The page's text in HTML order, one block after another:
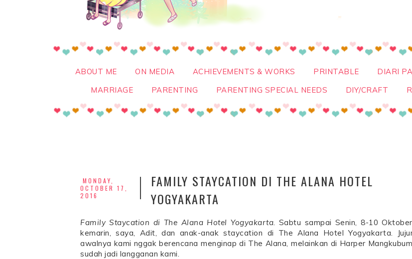
ABOUT ME ON MEDIA ACHIEVEMENTS & WORKS PRINTABLE DIARI
MARRIAGE
PARENTING PARENTING SPECIAL NEEDS DIY/CRAFT
MONDAY,
OCTOBER 17,
2016
FAMILY STAYCATION DI THE ALANA HOTEL
YOGYAKARTA
Family Staycation di The Alana Hotel Yogyakarta. Sabtu sampai Senin, 8-10
kemarin, saya, Adit, dan anak-anak staycation di The Alana Hotel Yogyakarta.
awalnya kami nggak berencana menginap di The Alana, melainkan di Harper
sudah jadi langganan kami.